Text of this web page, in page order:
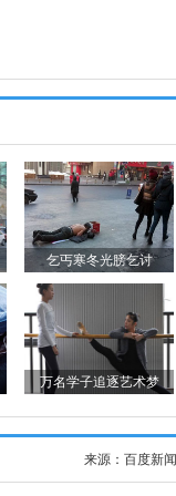
乞丐寒冬光膀乞讨
万名学子追逐艺术梦
来源： 百度新闻